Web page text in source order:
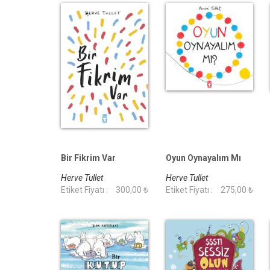
Bir Fikrim Var
Herve Tullet
Etiket Fiyatı :
300,00 ₺
Oyun Oynayalım Mı
Herve Tullet
Etiket Fiyatı :
275,00 ₺